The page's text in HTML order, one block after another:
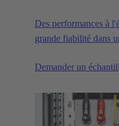
Des performances à
grande fiabilité dans
confiance HARTING
Demander un